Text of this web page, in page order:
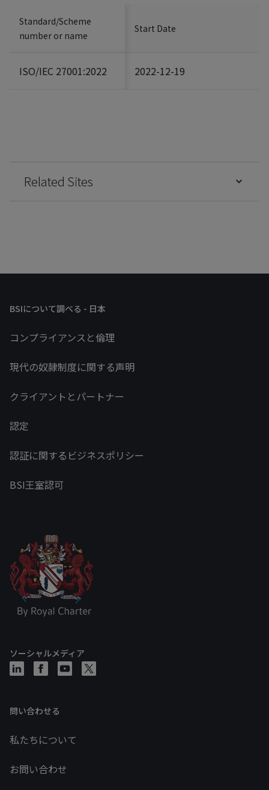
Standard/Scheme
number or name
Start Date
ISO/IEC 27001:2022 2022-12-19
Related Sites
BSIについて調べる - 日本
コンプライアンスと倫理
現代の奴隷制度に関する声明
クライアントとパートナー
認定
認証に関するビジネスポリシー
BSI王室認可
ソーシャルメディア
問い合わせる
私たちについて
お問い合わせ